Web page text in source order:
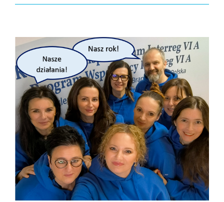
dostępność
–
15
-16
kwietnia
2026
r.